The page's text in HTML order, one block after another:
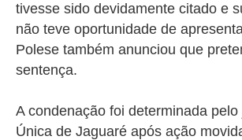
tivesse sido devidamente citado e
não teve oportunidade de
Polese também anunciou que
sentença.
A condenação foi determinada
Única de Jaguaré após ação